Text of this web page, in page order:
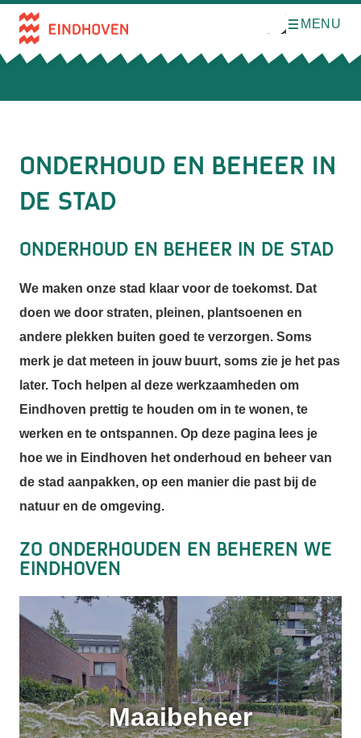
Direct naar de inhoud
O
n
n
MENU
Onderhoud en beheer in
de stad
Onderhoud en beheer in de stad
We maken onze stad klaar voor de toekomst. Dat
doen we door straten, pleinen, plantsoenen en
andere plekken buiten goed te verzorgen. Soms
merk je dat meteen in jouw buurt, soms zie je het pas
later. Toch helpen al deze werkzaamheden om
Eindhoven prettig te houden om in te wonen, te
werken en te ontspannen. Op deze pagina lees je
hoe we in Eindhoven het onderhoud en beheer van
de stad aanpakken, op een manier die past bij de
natuur en de omgeving.
Zo onderhouden en beheren we
Eindhoven
Maaibeheer